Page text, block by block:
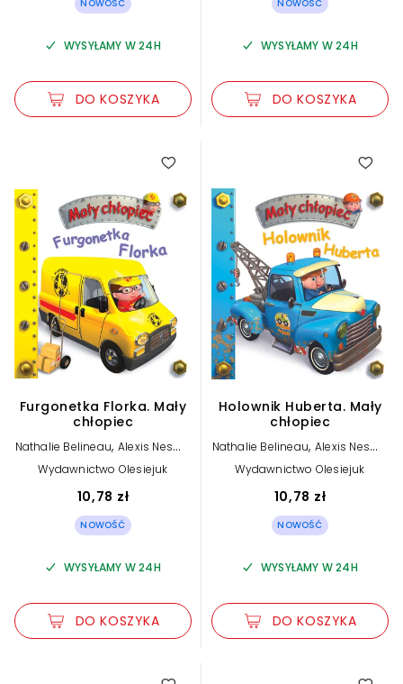
NOWOŚĆ
WYSYŁAMY W 24H
DO KOSZYKA
NOWOŚĆ
WYSYŁAMY W 24H
DO KOSZYKA
Furgonetka Florka. Mały
chłopiec
Nathalie Belineau,Alexis Nesme
(ilustr.)
Wydawnictwo Olesiejuk
10,78 zł
NOWOŚĆ
WYSYŁAMY W 24H
DO KOSZYKA
Holownik Huberta. Mały
chłopiec
Nathalie Belineau,Alexis Nesme
(ilustr.)
Wydawnictwo Olesiejuk
10,78 zł
NOWOŚĆ
WYSYŁAMY W 24H
DO KOSZYKA